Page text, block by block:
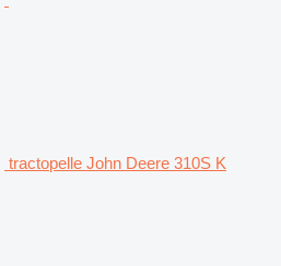
tractopelle John Deere 310S K